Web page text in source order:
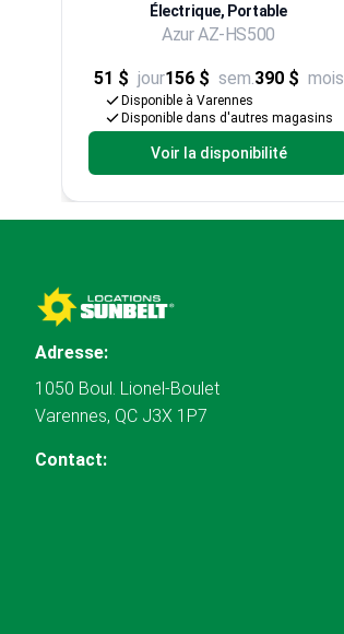
Électrique, Portable
Azur AZ-HS500
51 $ jour156 $ sem.390 $ mois
Disponible à Varennes
Disponible dans d'autres magasins
Voir la disponibilité
Adresse:
1050 Boul. Lionel-Boulet
Varennes, QC J3X 1P7
Contact: